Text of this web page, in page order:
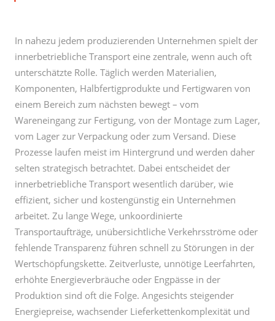
Komponenten, Halbfertigprodukte und Fertigwaren von
einem Bereich zum nächsten bewegt – vom
Wareneingang zur Fertigung, von der Montage zum Lager,
vom Lager zur Verpackung oder zum Versand. Diese
Prozesse laufen meist im Hintergrund und werden daher
selten strategisch betrachtet. Dabei entscheidet der
innerbetriebliche Transport wesentlich darüber, wie
effizient, sicher und kostengünstig ein Unternehmen
arbeitet. Zu lange Wege, unkoordinierte
Transportaufträge, unübersichtliche Verkehrsströme oder
fehlende Transparenz führen schnell zu Störungen in der
Wertschöpfungskette. Zeitverluste, unnötige Leerfahrten,
erhöhte Energieverbräuche oder Engpässe in der
Produktion sind oft die Folge. Angesichts steigender
Energiepreise, wachsender Lieferkettenkomplexität und
hoher Nachhaltigkeitsanforderungen gewinnt die
Optimierung des innerbetrieblichen Transports stark an
Bedeutung. Moderne Unternehmen erkennen: Wer seine